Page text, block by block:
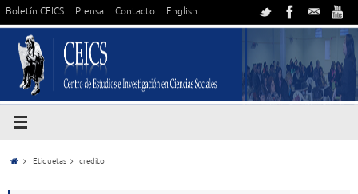
Boletín CEICS Prensa Contacto English
Etiquetas credito